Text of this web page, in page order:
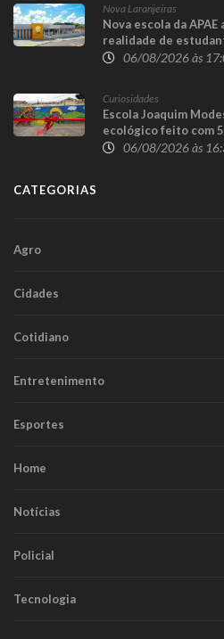
Nova Laranjeiras
Nova escola da
realidade de
06/08/2026 às
Curiosidades
Escola Joaquim
ecológico feito com
Guaraniaçu
06/08/2026 às
CATEGORIAS
Agro
Cidades
Cotidiano
Entretenimento
Esportes
Home
Notícias
Policial
Tecnologia